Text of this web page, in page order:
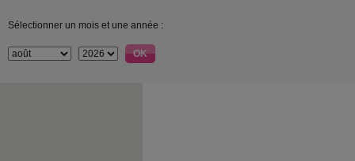
Sélectionner un mois et une année :